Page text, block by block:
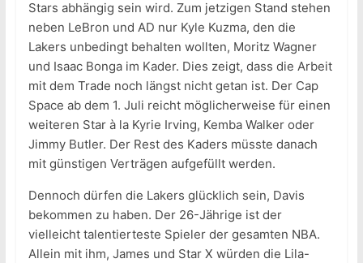
Stars abhängig sein wird. Zum jetzigen Stand stehen
neben LeBron und AD nur Kyle Kuzma, den die
Lakers unbedingt behalten wollten, Moritz Wagner
und Isaac Bonga im Kader. Dies zeigt, dass die Arbeit
mit dem Trade noch längst nicht getan ist. Der Cap
Space ab dem 1. Juli reicht möglicherweise für einen
weiteren Star à la Kyrie Irving, Kemba Walker oder
Jimmy Butler. Der Rest des Kaders müsste danach
mit günstigen Verträgen aufgefüllt werden.
Dennoch dürfen die Lakers glücklich sein, Davis
bekommen zu haben. Der 26-Jährige ist der
vielleicht talentierteste Spieler der gesamten NBA.
Allein mit ihm, James und Star X würden die Lila-